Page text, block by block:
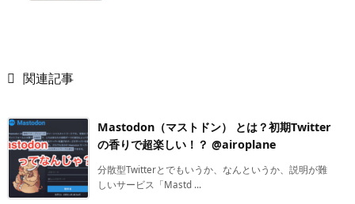
 関連記事
Mastodon（マストドン） とは？初期Twitter
の香りで超楽しい！？ @airoplane
分散型Twitterとでもいうか、なんというか、説明が難
しいサービス「Mastd ...